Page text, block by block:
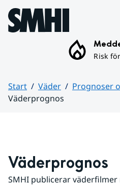
Hoppa till sidans innehåll
Risk
Start Väder
Prognoser
Väderprognos
Väderprognos
SMHI publicerar